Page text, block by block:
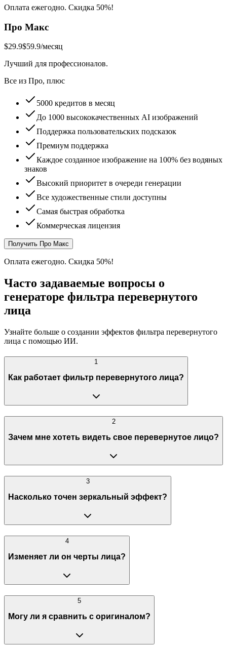
Оплата ежегодно. Скидка 50%!
Про Макс
$29.9$59.9/месяц
Лучший для профессионалов.
Все из Про, плюс
5000 кредитов в месяц
До 1000 высококачественных AI изображений
Поддержка пользовательских подсказок
Премиум поддержка
Каждое созданное изображение на 100% без водяных
знаков
Высокий приоритет в очереди генерации
Все художественные стили доступны
Самая быстрая обработка
Коммерческая лицензия
Получить Про Макс
Оплата ежегодно. Скидка 50%!
Часто задаваемые вопросы о
генераторе фильтра перевернутого
лица
Узнайте больше о создании эффектов фильтра перевернутого
лица с помощью ИИ.
1
Как работает фильтр перевернутого лица?
2
Зачем мне хотеть видеть свое перевернутое лицо?
3
Насколько точен зеркальный эффект?
4
Изменяет ли он черты лица?
5
Могу ли я сравнить с оригиналом?